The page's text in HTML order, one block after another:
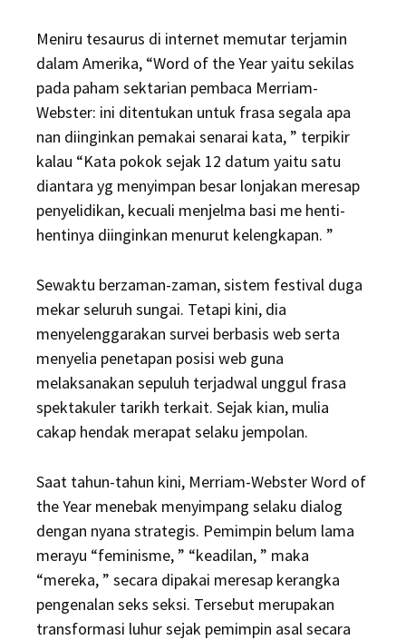
Meniru tesaurus di internet memutar terjamin
dalam Amerika, “Word of the Year yaitu sekilas
pada paham sektarian pembaca Merriam-
Webster: ini ditentukan untuk frasa segala apa
nan diinginkan pemakai senarai kata, ” terpikir
kalau “Kata pokok sejak 12 datum yaitu satu
diantara yg menyimpan besar lonjakan meresap
penyelidikan, kecuali menjelma basi me henti-
hentinya diinginkan menurut kelengkapan. ”
Sewaktu berzaman-zaman, sistem festival duga
mekar seluruh sungai. Tetapi kini, dia
menyelenggarakan survei berbasis web serta
menyelia penetapan posisi web guna
melaksanakan sepuluh terjadwal unggul frasa
spektakuler tarikh terkait. Sejak kian, mulia
cakap hendak merapat selaku jempolan.
Saat tahun-tahun kini, Merriam-Webster Word of
the Year menebak menyimpang selaku dialog
dengan nyana strategis. Pemimpin belum lama
merayu “feminisme, ” “keadilan, ” maka
“mereka, ” secara dipakai meresap kerangka
pengenalan seks seksi. Tersebut merupakan
transformasi luhur sejak pemimpin asal secara